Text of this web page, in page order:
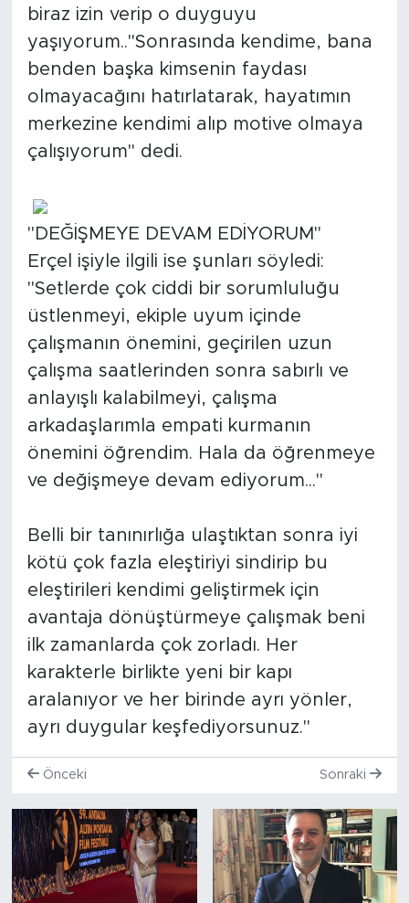
biraz izin verip o duyguyu
yaşıyorum.."Sonrasında kendime, bana
benden başka kimsenin faydası
olmayacağını hatırlatarak, hayatımın
merkezine kendimi alıp motive olmaya
çalışıyorum" dedi.
"DEĞİŞMEYE DEVAM EDİYORUM"
Erçel işiyle ilgili ise şunları söyledi:
"Setlerde çok ciddi bir sorumluluğu
üstlenmeyi, ekiple uyum içinde
çalışmanın önemini, geçirilen uzun
çalışma saatlerinden sonra sabırlı ve
anlayışlı kalabilmeyi, çalışma
arkadaşlarımla empati kurmanın
önemini öğrendim. Hala da öğrenmeye
ve değişmeye devam ediyorum..."
Belli bir tanınırlığa ulaştıktan sonra iyi
kötü çok fazla eleştiriyi sindirip bu
eleştirileri kendimi geliştirmek için
avantaja dönüştürmeye çalışmak beni
ilk zamanlarda çok zorladı. Her
karakterle birlikte yeni bir kapı
aralanıyor ve her birinde ayrı yönler,
ayrı duygular keşfediyorsunuz."
Önceki Sonraki